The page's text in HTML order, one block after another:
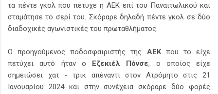
τα πέντε γκολ που πέτυχε η ΑΕΚ επί του Παναιτωλικού και
σταμάτησε το σερί του. Σκόραρε δηλαδή πέντε γκολ σε δύο
διαδοχικές αγωνιστικές του πρωταθλήματος.
Ο προηγούμενος ποδοσφαιριστής της ΑΕΚπου το είχε
πετύχει αυτό ήταν ο Εζεκιέλ Πόνσε, ο οποίος είχε
σημειώσει χατ - τρικ απέναντι στον Ατρόμητο στις 21
Ιανουαρίου 2024 και στην συνέχεια σκόραρε δύο φορές